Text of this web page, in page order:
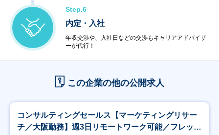
Step.6
内定・入社
年収交渉や、入社日などの交渉もキャリアアドバイザ
ーが代行！
この企業の他の公開求人
コンサルティングセールス【マーケティングリサー
チ／大阪勤務】週3日リモートワーク可能／フレック